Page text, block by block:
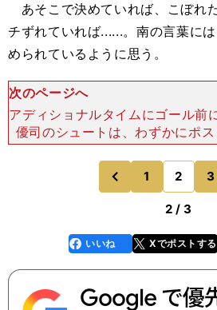
あそこで決めていれば、こぼれ
チずれていれば......。南の言葉に
められているように思う。
次のページへ
アディショナルタイムにゴール前
優司のシュートは、わずかにポ
る。逆に東京Ｖの最後のコーナー
撃参加してきたGKの上福元直人
ートを、南が懸命に
前
のページへ
1 2 3
2 / 3
faceboo
k
いいね Xでポストする
line